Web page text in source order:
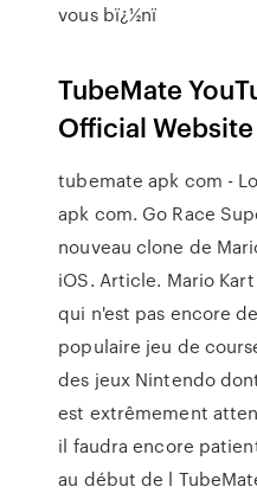
vous bï¿½nï
TubeMate
Official Website
tubemate apk com -
apk com. Go Race
nouveau clone de
iOS. Article. Mario
qui n'est pas encore
populaire jeu de
des jeux Nintendo
est extrêmement
il faudra encore
au début de l